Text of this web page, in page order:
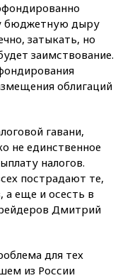
бюджетную дыру
затыкать, но
заимствование.
облигаций
гавани,
не единственное
налогов.
пострадают те,
а еще и осесть в
Дмитрий
для тех
из России